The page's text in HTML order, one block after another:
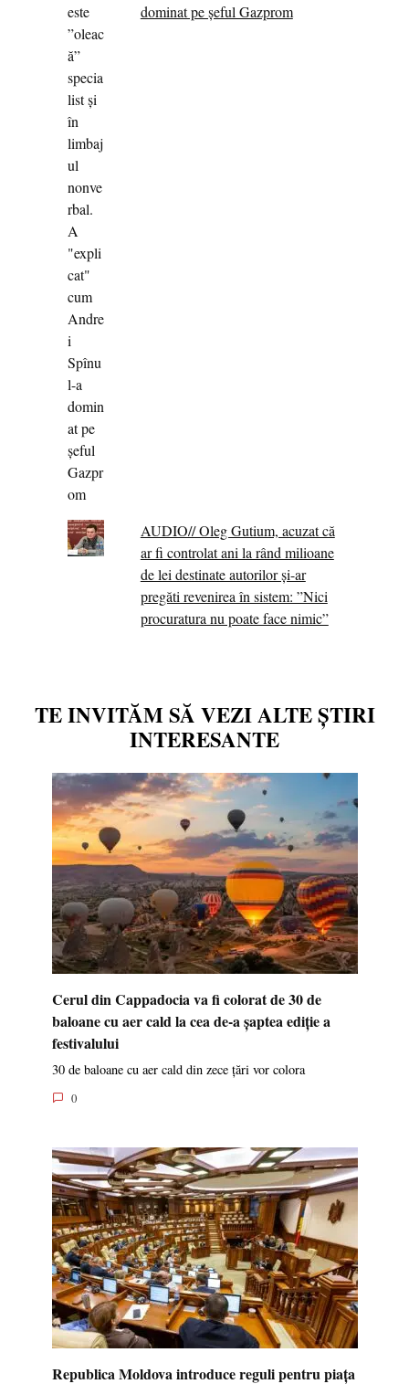
dominat pe șeful Gazprom
AUDIO// Oleg Gutium, acuzat că
ar fi controlat ani la rând milioane
de lei destinate autorilor și-ar
pregăti revenirea în sistem: ”Nici
procuratura nu poate face nimic”
TE INVITĂM SĂ VEZI ALTE ȘTIRI
INTERESANTE
Cerul din Cappadocia va fi colorat de 30 de
baloane cu aer cald la cea de-a șaptea ediție a
festivalului
30 de baloane cu aer cald din zece țări vor colora
0
Republica Moldova introduce reguli pentru piața